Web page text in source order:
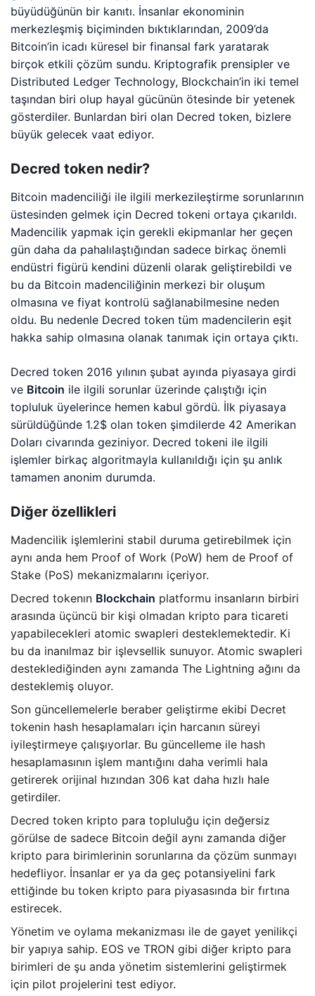
büyüdüğünün bir kanıtı. İnsanlar ekonominin
merkezleşmiş biçiminden bıktıklarından, 2009’da
Bitcoin’in icadı küresel bir finansal fark yaratarak
birçok etkili çözüm sundu. Kriptografik prensipler ve
Distributed Ledger Technology, Blockchain’in iki temel
taşından biri olup hayal gücünün ötesinde bir yetenek
gösterdiler. Bunlardan biri olan Decred token, bizlere
büyük gelecek vaat ediyor.
Decred token nedir?
Bitcoin madenciliği ile ilgili merkezileştirme sorunlarının
üstesinden gelmek için Decred tokeni ortaya çıkarıldı.
Madencilik yapmak için gerekli ekipmanlar her geçen
gün daha da pahalılaştığından sadece birkaç önemli
endüstri figürü kendini düzenli olarak geliştirebildi ve
bu da Bitcoin madenciliğinin merkezi bir oluşum
olmasına ve fiyat kontrolü sağlanabilmesine neden
oldu. Bu nedenle Decred token tüm madencilerin eşit
hakka sahip olmasına olanak tanımak için ortaya çıktı.
Decred token 2016 yılının şubat ayında piyasaya girdi
ve Bitcoin ile ilgili sorunlar üzerinde çalıştığı için
topluluk üyelerince hemen kabul gördü. İlk piyasaya
sürüldüğünde 1.2$ olan token şimdilerde 42 Amerikan
Doları civarında geziniyor. Decred tokeni ile ilgili
işlemler birkaç algoritmayla kullanıldığı için şu anlık
tamamen anonim durumda.
Diğer özellikleri
Madencilik işlemlerini stabil duruma getirebilmek için
aynı anda hem Proof of Work (PoW) hem de Proof of
Stake (PoS) mekanizmalarını içeriyor.
Decred tokenın Blockchain platformu insanların birbiri
arasında üçüncü bir kişi olmadan kripto para ticareti
yapabilecekleri atomic swapleri desteklemektedir. Ki
bu da inanılmaz bir işlevsellik sunuyor. Atomic swapleri
desteklediğinden aynı zamanda The Lightning ağını da
desteklemiş oluyor.
Son güncellemelerle beraber geliştirme ekibi Decret
tokenin hash hesaplamaları için harcanın süreyi
iyileştirmeye çalışıyorlar. Bu güncelleme ile hash
hesaplamasının işlem mantığını daha verimli hala
getirerek orijinal hızından 306 kat daha hızlı hale
getirdiler.
Decred token kripto para topluluğu için değersiz
görülse de sadece Bitcoin değil aynı zamanda diğer
kripto para birimlerinin sorunlarına da çözüm sunmayı
hedefliyor. İnsanlar er ya da geç potansiyelini fark
ettiğinde bu token kripto para piyasasında bir fırtına
estirecek.
Yönetim ve oylama mekanizması ile de gayet yenilikçi
bir yapıya sahip. EOS ve TRON gibi diğer kripto para
birimleri de şu anda yönetim sistemlerini geliştirmek
için pilot projelerini test ediyor.